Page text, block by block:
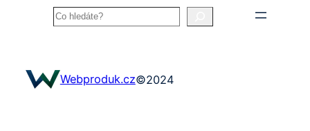
Search
Webproduk.cz©2024